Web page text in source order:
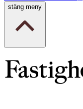
stäng meny